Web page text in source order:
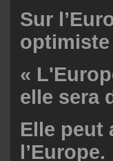
Sur
optimiste
«
elle sera
Elle peut
l’Europe.